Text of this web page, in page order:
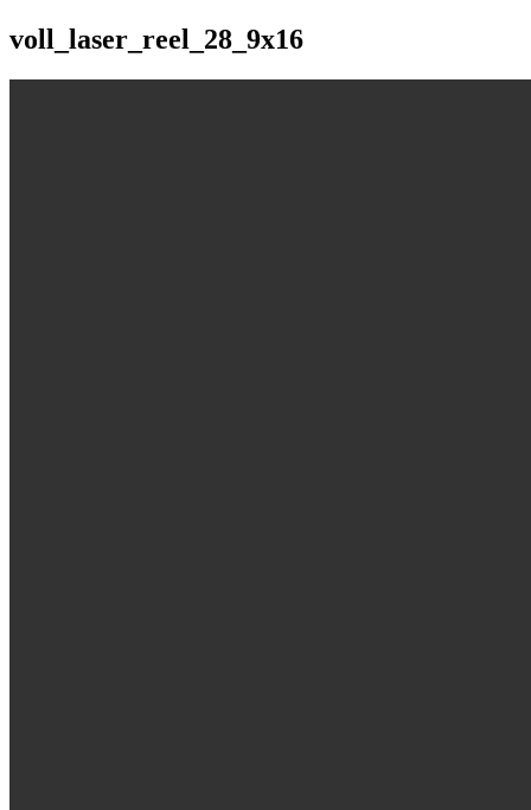
voll_laser_reel_28_9x16